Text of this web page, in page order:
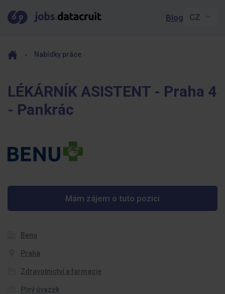
Blog
Nabídky práce
LÉKÁRNÍK ASISTENT - Praha 4
- Pankrác
Mám zájem o tuto pozici
Benu
Praha
Zdravotnictví a farmacie
Plný úvazek